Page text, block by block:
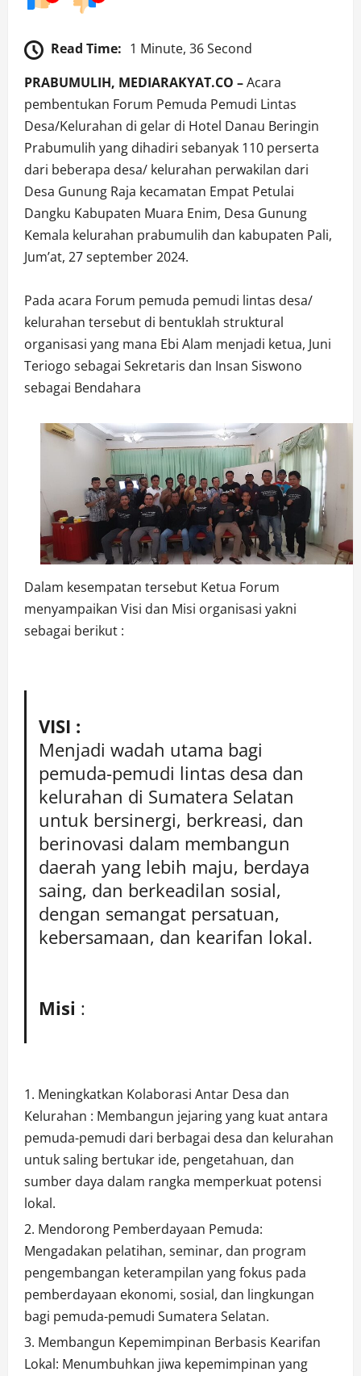
Read Time: 1 Minute, 36 Second
PRABUMULIH, MEDIARAKYAT.CO –Acara
pembentukan Forum Pemuda Pemudi Lintas
Desa/Kelurahan di gelar di Hotel Danau Beringin
Prabumulih yang dihadiri sebanyak 110 perserta
dari beberapa desa/ kelurahan perwakilan dari
Desa Gunung Raja kecamatan Empat Petulai
Dangku Kabupaten Muara Enim, Desa Gunung
Kemala kelurahan prabumulih dan kabupaten Pali,
Jum’at, 27 september 2024.
Pada acara Forum pemuda pemudi lintas desa/
kelurahan tersebut di bentuklah struktural
organisasi yang mana Ebi Alam menjadi ketua, Juni
Teriogo sebagai Sekretaris dan Insan Siswono
sebagai Bendahara
Dalam kesempatan tersebut Ketua Forum
menyampaikan Visi dan Misi organisasi yakni
sebagai berikut :
VISI :
Menjadi wadah utama bagi
pemuda-pemudi lintas desa dan
kelurahan di Sumatera Selatan
untuk bersinergi, berkreasi, dan
berinovasi dalam membangun
daerah yang lebih maju, berdaya
saing, dan berkeadilan sosial,
dengan semangat persatuan,
kebersamaan, dan kearifan lokal.
Misi :
Meningkatkan Kolaborasi Antar Desa dan
Kelurahan : Membangun jejaring yang kuat antara
pemuda-pemudi dari berbagai desa dan kelurahan
untuk saling bertukar ide, pengetahuan, dan
sumber daya dalam rangka memperkuat potensi
lokal.
Mendorong Pemberdayaan Pemuda:
Mengadakan pelatihan, seminar, dan program
pengembangan keterampilan yang fokus pada
pemberdayaan ekonomi, sosial, dan lingkungan
bagi pemuda-pemudi Sumatera Selatan.
Membangun Kepemimpinan Berbasis Kearifan
Lokal: Menumbuhkan jiwa kepemimpinan yang